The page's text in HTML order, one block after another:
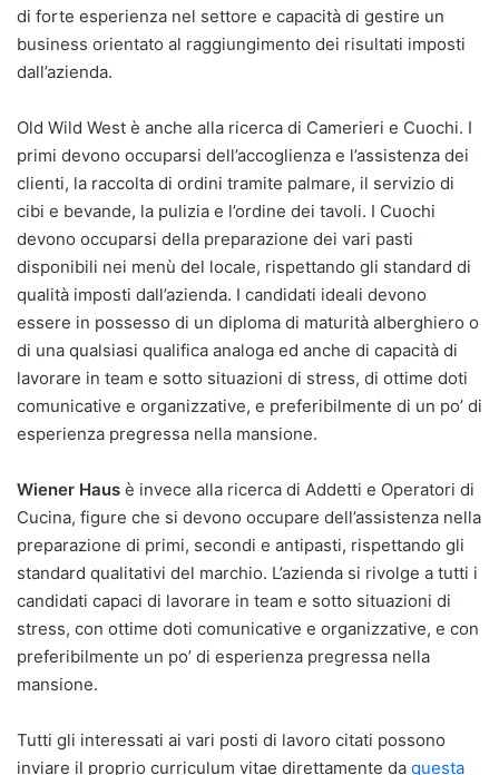
di forte esperienza nel settore e capacità di gestire un
business orientato al raggiungimento dei risultati imposti
dall’azienda.
Old Wild West è anche alla ricerca di Camerieri e Cuochi. I
primi devono occuparsi dell’accoglienza e l’assistenza dei
clienti, la raccolta di ordini tramite palmare, il servizio di
cibi e bevande, la pulizia e l’ordine dei tavoli. I Cuochi
devono occuparsi della preparazione dei vari pasti
disponibili nei menù del locale, rispettando gli standard di
qualità imposti dall’azienda. I candidati ideali devono
essere in possesso di un diploma di maturità alberghiero o
di una qualsiasi qualifica analoga ed anche di capacità di
lavorare in team e sotto situazioni di stress, di ottime doti
comunicative e organizzative, e preferibilmente di un po’ di
esperienza pregressa nella mansione.
Wiener Haus è invece alla ricerca di Addetti e Operatori di
Cucina, figure che si devono occupare dell’assistenza nella
preparazione di primi, secondi e antipasti, rispettando gli
standard qualitativi del marchio. L’azienda si rivolge a tutti i
candidati capaci di lavorare in team e sotto situazioni di
stress, con ottime doti comunicative e organizzative, e con
preferibilmente un po’ di esperienza pregressa nella
mansione.
Tutti gli interessati ai vari posti di lavoro citati possono
inviare il proprio curriculum vitae direttamente da questa